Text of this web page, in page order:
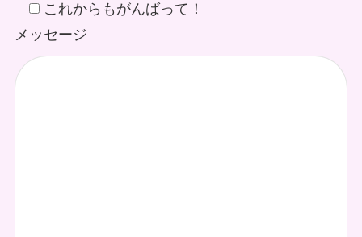
これからもがんばって！
メッセージ